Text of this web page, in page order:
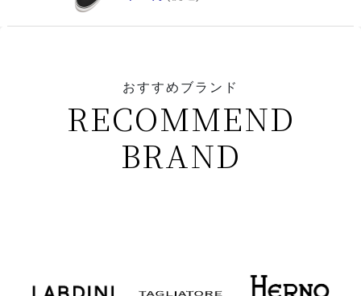
おすすめブランド
RECOMMEND
BRAND